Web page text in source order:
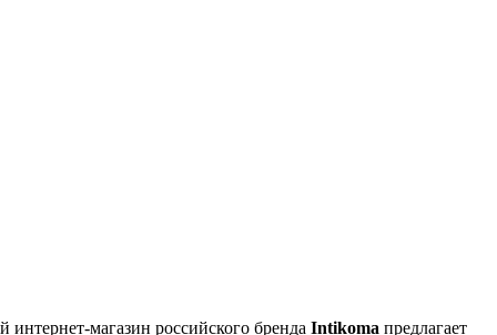
магазин российского бренда Intikoma предлагает